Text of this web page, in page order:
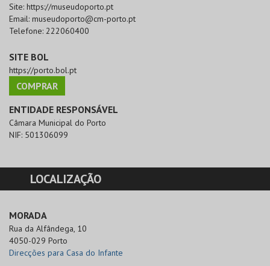
Site: https://museudoporto.pt
Email: museudoporto@cm-porto.pt
Telefone: 222060400
SITE BOL
https://porto.bol.pt
COMPRAR
ENTIDADE RESPONSÁVEL
Câmara Municipal do Porto
NIF: 501306099
LOCALIZAÇÃO
MORADA
Rua da Alfândega, 10
4050-029 Porto
Direcções para Casa do Infante